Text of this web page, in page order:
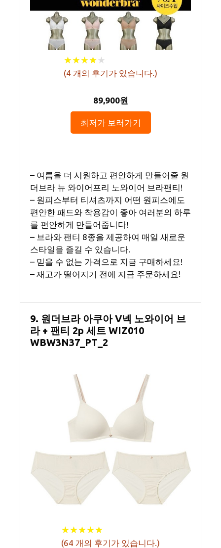
★★★★★
★★★★★
(4 개의 후기가 있습니다.)
89,900원
최저가 보러가기
– 여름을 더 시원하고 편안하게 만들어줄 원
더브라 뉴 와이어프리 노와이어 브라팬티!
– 원피스부터 티셔츠까지 어떤 원피스에도
편안한 패드와 착용감이 좋아 여러분의 하루
를 편안하게 만들어줍니다!
– 브라와 팬티 8종을 제공하여 매일 새로운
스타일을 즐길 수 있습니다.
– 믿을 수 없는 가격으로 지금 구매하세요!
– 재고가 떨어지기 전에 지금 주문하세요!
9. 원더브라 아쿠아 V넥 노와이어 브
라 + 팬티 2p 세트 WIZ010
WBW3N37_PT_2
★★★★★
★★★★★
(64 개의 후기가 있습니다.)